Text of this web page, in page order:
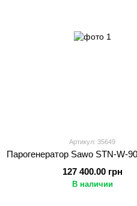
Артикул: 35649
Парогенератор Sawo STN-W-
127 400.00 грн
В наличии